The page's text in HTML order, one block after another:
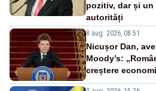
pozitiv, dar și
autorități
8 aug. 2026, 08:51
Nicușor Dan,
Moody’s:
creștere